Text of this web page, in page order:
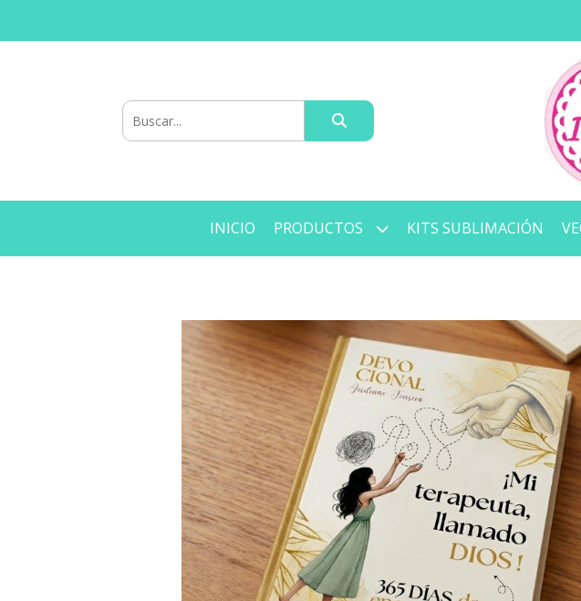
INICIO PRODUCTOS KITS SUBLIMACIÓN